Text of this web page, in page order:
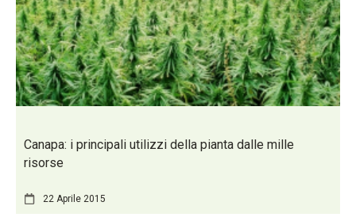
Canapa: i principali utilizzi della pianta dalle mille
risorse
22 Aprile 2015